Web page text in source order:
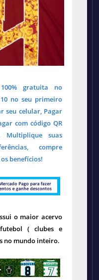
gratuita no
no seu primeiro
seu celular, Pagar
com código QR
Multiplique suas
compre
benefícios!
o maior acervo
( clubes e
no mundo inteiro.